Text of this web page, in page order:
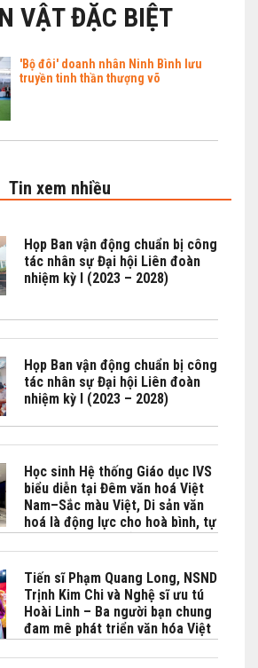
VẬT ĐẶC BIỆT
'Bộ đôi' doanh nhân Ninh Bình lưu
truyền tinh thần thượng võ
Tin xem nhiều
Họp Ban vận động chuẩn bị công
tác nhân sự Đại hội Liên đoàn
nhiệm kỳ I (2023 – 2028)
Họp Ban vận động chuẩn bị công
tác nhân sự Đại hội Liên đoàn
nhiệm kỳ I (2023 – 2028)
Học sinh Hệ thống Giáo dục IVS
biểu diễn tại Đêm văn hoá Việt
Nam–Sắc màu Việt, Di sản văn
hoá là động lực cho hoà bình, tự
cường và phát triển bền vững do
Bộ No Bộ Ngoại giao Việt Nam -
Phái đoàn Việt Nam bên cạnh
UNESCO phối hợp tổ chức tại
Paris
Tiến sĩ Phạm Quang Long, NSND
Trịnh Kim Chi và Nghệ sĩ ưu tú
Hoài Linh – Ba người bạn chung
đam mê phát triển văn hóa Việt
đặc biệt là Lân sư rồng